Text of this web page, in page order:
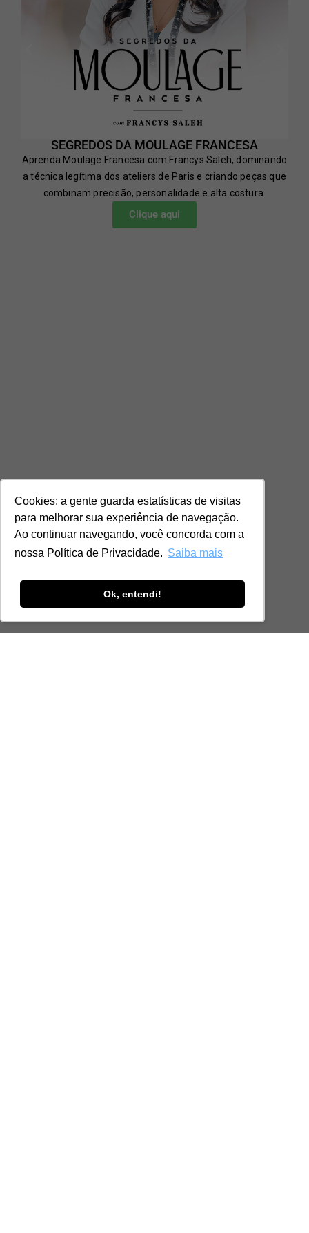
Cookies: a gente guarda estatísticas de visitas
para melhorar sua experiência de navegação.
Ao continuar navegando, você concorda com a
nossa Política de Privacidade. Saiba mais
Ok, entendi!
SEGREDOS DA MOULAGE FRANCESA
Aprenda Moulage Francesa com Francys Saleh, dominando
a técnica legítima dos ateliers de Paris e criando peças que
combinam precisão, personalidade e alta costura.
Clique aqui